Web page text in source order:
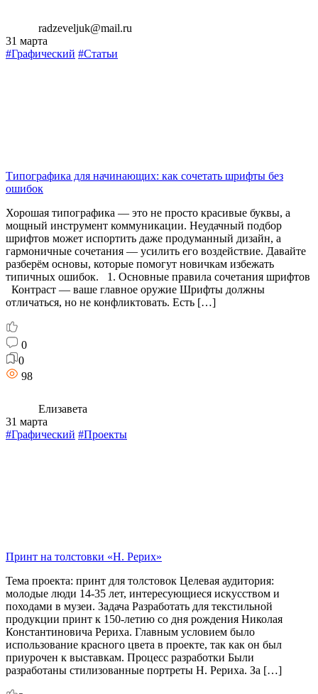
radzeveljuk@mail.ru
31 марта
#Графический #Статьи
Типографика для начинающих: как сочетать шрифты без
ошибок
Хорошая типографика — это не просто красивые буквы, а
мощный инструмент коммуникации. Неудачный подбор
шрифтов может испортить даже продуманный дизайн, а
гармоничные сочетания — усилить его воздействие. Давайте
разберём основы, которые помогут новичкам избежать
типичных ошибок. 1. Основные правила сочетания шрифтов
Контраст — ваше главное оружие Шрифты должны
отличаться, но не конфликтовать. Есть […]
0
0
98
Елизавета
31 марта
#Графический #Проекты
Принт на толстовки «Н. Рерих»
Тема проекта: принт для толстовок Целевая аудитория:
молодые люди 14-35 лет, интересующиеся искусством и
походами в музеи. Задача Разработать для текстильной
продукции принт к 150-летию со дня рождения Николая
Константиновича Рериха. Главным условием было
использование красного цвета в проекте, так как он был
приурочен к выставкам. Процесс разработки Были
разработаны стилизованные портреты Н. Рериха. За […]